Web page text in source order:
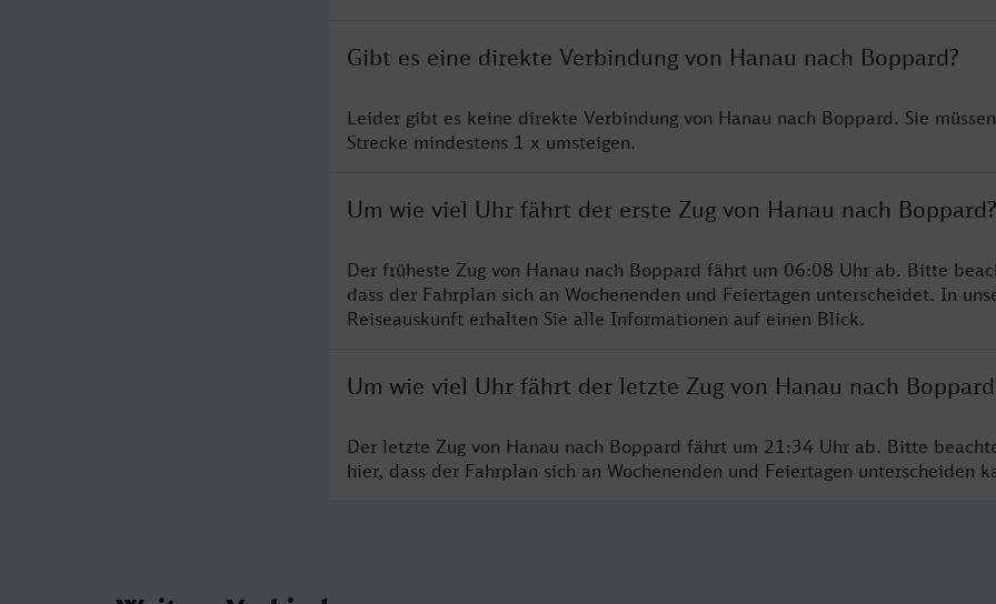
Gibt es eine direkte Verbindung von Hanau nach Boppard?
Leider gibt es keine direkte Verbindung von Hanau nach Boppard. Sie
Strecke mindestens 1 x umsteigen.
Um wie viel Uhr fährt der erste Zug von Hanau nach Boppard?
Der früheste Zug von Hanau nach Boppard fährt um 06:08 Uhr ab. Bitte
dass der Fahrplan sich an Wochenenden und Feiertagen unterscheidet. In
Reiseauskunft erhalten Sie alle Informationen auf einen Blick.
Um wie viel Uhr fährt der letzte Zug von Hanau nach
Der letzte Zug von Hanau nach Boppard fährt um 21:34 Uhr ab. Bitte
hier, dass der Fahrplan sich an Wochenenden und Feiertagen unterscheiden